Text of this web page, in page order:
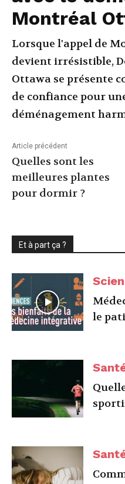
Montréal
Lorsque l'appel de
devient irrésistible,
Ottawa se présente
de confiance pour
déménagement
Article précédent
Quelles sont les
meilleures plantes
pour dormir ?
Et à part ça ?
le